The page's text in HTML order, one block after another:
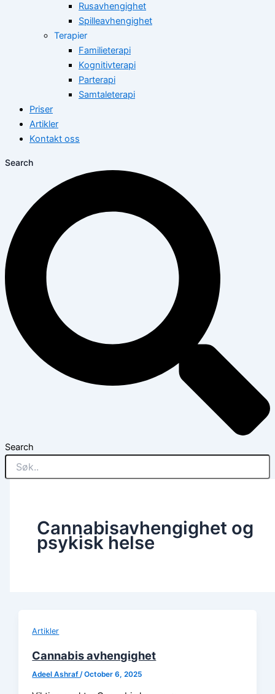
Rusavhengighet
Spilleavhengighet
Terapier
Familieterapi
Kognitivterapi
Parterapi
Samtaleterapi
Priser
Artikler
Kontakt oss
Search
Search
Cannabisavhengighet og
psykisk helse
Artikler
Cannabis avhengighet
Adeel Ashraf /October 6, 2025